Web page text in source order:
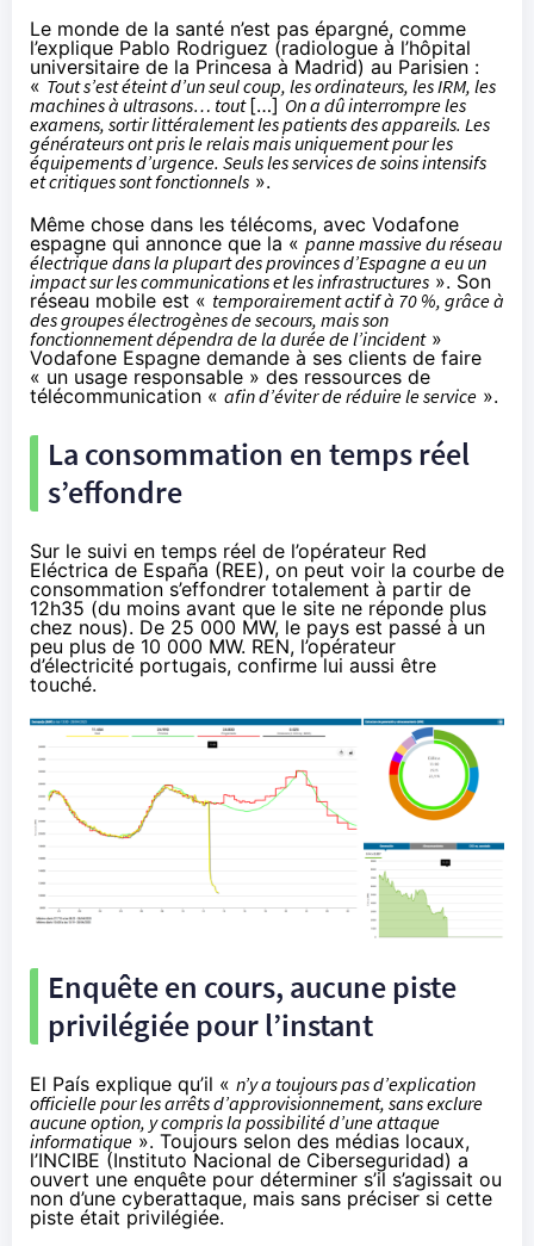
Le monde de la santé n’est pas épargné, comme
l’explique Pablo Rodriguez (radiologue à l’hôpital
universitaire de la Princesa à Madrid) au Parisien :
« Tout s’est éteint d’un seul coup, les ordinateurs, les IRM, les
machines à ultrasons… tout[…] On a dû interrompre les
examens, sortir littéralement les patients des appareils. Les
générateurs ont pris le relais mais uniquement pour les
équipements d’urgence. Seuls les services de soins intensifs
et critiques sont fonctionnels ».
Même chose dans les télécoms, avec Vodafone
espagne qui annonce que la « panne massive du réseau
électrique dans la plupart des provinces d’Espagne a eu un
impact sur les communications et les infrastructures ». Son
réseau mobile est « temporairement actif à 70 %, grâce à
des groupes électrogènes de secours, mais son
fonctionnement dépendra de la durée de l’incident»
Vodafone Espagne demande à ses clients de faire
« un usage responsable » des ressources de
télécommunication « afin d’éviter de réduire le service ».
La consommation en temps réel
s’effondre
Sur le suivi en temps réel de l’opérateur Red
Eléctrica de España (REE), on peut voir la courbe de
consommation s’effondrer totalement à partir de
12h35 (du moins avant que le site ne réponde plus
chez nous). De 25 000 MW, le pays est passé à un
peu plus de 10 000 MW. REN, l’opérateur
d’électricité portugais, confirme lui aussi être
touché.
Enquête en cours, aucune piste
privilégiée pour l’instant
El País explique qu’il « n’y a toujours pas d’explication
officielle pour les arrêts d’approvisionnement, sans exclure
aucune option, y compris la possibilité d’une attaque
informatique ». Toujours selon des médias locaux,
l’INCIBE (Instituto Nacional de Ciberseguridad) a
ouvert une enquête pour déterminer s’il s’agissait ou
non d’une cyberattaque, mais sans préciser si cette
piste était privilégiée.